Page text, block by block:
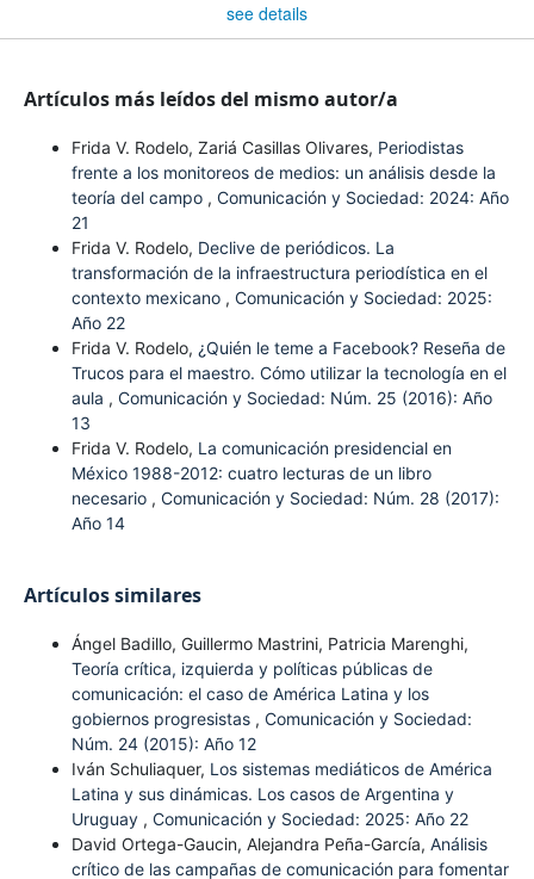
see details
Artículos más leídos del mismo autor/a
Frida V. Rodelo, Zariá Casillas Olivares, Periodistas
frente a los monitoreos de medios: un análisis desde la
teoría del campo , Comunicación y Sociedad: 2024: Año
21
Frida V. Rodelo, Declive de periódicos. La
transformación de la infraestructura periodística en el
contexto mexicano , Comunicación y Sociedad: 2025:
Año 22
Frida V. Rodelo, ¿Quién le teme a Facebook? Reseña de
Trucos para el maestro. Cómo utilizar la tecnología en el
aula , Comunicación y Sociedad: Núm. 25 (2016): Año
13
Frida V. Rodelo, La comunicación presidencial en
México 1988-2012: cuatro lecturas de un libro
necesario , Comunicación y Sociedad: Núm. 28 (2017):
Año 14
Artículos similares
Ángel Badillo, Guillermo Mastrini, Patricia Marenghi,
Teoría crítica, izquierda y políticas públicas de
comunicación: el caso de América Latina y los
gobiernos progresistas , Comunicación y Sociedad:
Núm. 24 (2015): Año 12
Iván Schuliaquer, Los sistemas mediáticos de América
Latina y sus dinámicas. Los casos de Argentina y
Uruguay , Comunicación y Sociedad: 2025: Año 22
David Ortega-Gaucin, Alejandra Peña-García, Análisis
crítico de las campañas de comunicación para fomentar